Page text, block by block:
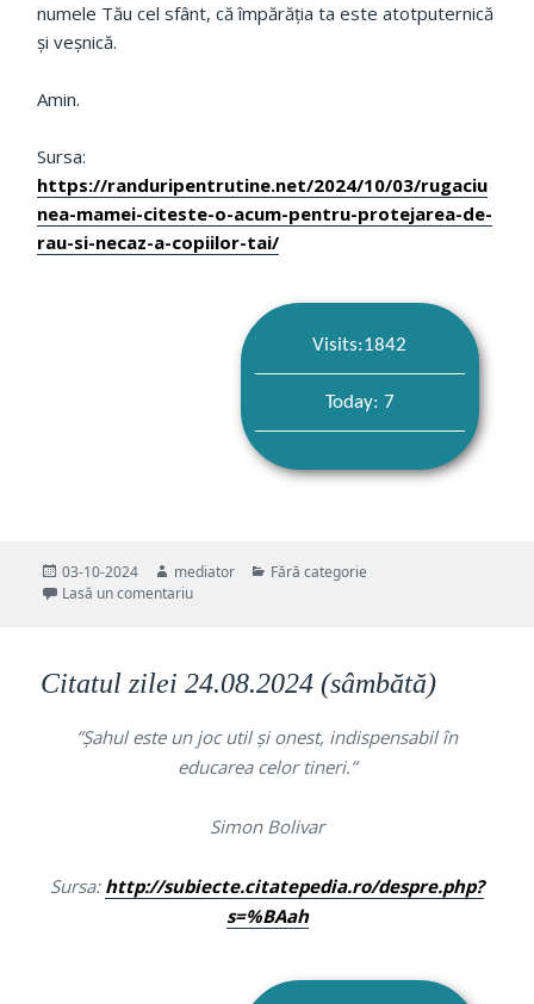
numele Tău cel sfânt, că împărăţia ta este atotputernică
şi veşnică.
Amin.
Sursa:
https://randuripentrutine.net/2024/10/03/rugaciu
nea-mamei-citeste-o-acum-pentru-protejarea-de-
rau-si-necaz-a-copiilor-tai/
Visits:1842
Today: 7
Publicat
pe
03-10-2024 Autor
mediator Categorii
Fără categorie
Lasă un comentariula RUGĂCIUNEA MAMEI. Citește-o acum pentru
Citatul zilei 24.08.2024 (sâmbătă)
”Șahul este un joc util și onest, indispensabil în
educarea celor tineri.”
Simon Bolivar
Sursa: http://subiecte.citatepedia.ro/despre.php?
s=%BAah